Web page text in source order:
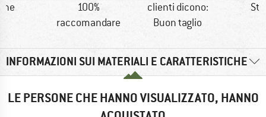
100%
raccomandare
clienti dicono:
Buon taglio
INFORMAZIONI SUI MATERIALI E CARATTERISTICHE
LE PERSONE CHE HANNO VISUALIZZATO, HANNO